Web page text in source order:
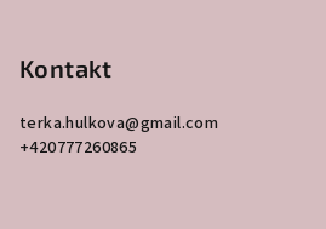
Kontakt
terka.hulkova@gmail.com
+420777260865